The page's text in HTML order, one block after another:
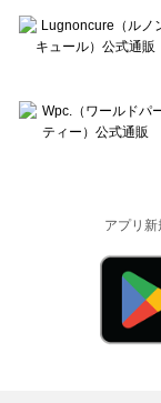
アプリ